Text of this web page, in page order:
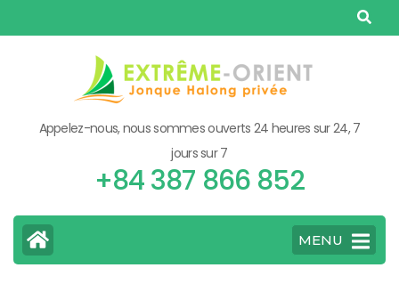
au
Appelez-nous, nous sommes ouverts 24 heures sur 24, 7
jours sur 7
+84 387 866 852
MENU